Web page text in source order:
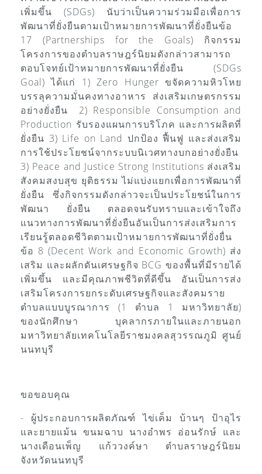
เพิ่มขึ้น (SDGs) นับว่าเป็นความร่วมมือเพื่อการ
พัฒนาที่ยั่งยืนตามเป้าหมายการพัฒนาที่ยั่งยืนข้อ
17 (Partnerships for the Goals) กิจกรรม
โครงการของตำบลราษฎร์นิยมดังกล่าวสามารถ
ตอบโจทย์เป้าหมายการพัฒนาที่ยั่งยืน (SDGs
Goal) ได้แก่ 1) Zero Hunger ขจัดความหิวโหย
บรรลุความมั่นคงทางอาหาร ส่งเสริมเกษตรกรรม
อย่างยั่งยืน 2) Responsible Consumption and
Production รับรองแผนการบริโภค และการผลิตที่
ยั่งยืน 3) Life on Land ปกป้อง ฟื้นฟู และส่งเสริม
การใช้ประโยชน์จากระบบนิเวศทางบกอย่างยั่งยืน
3) Peace and Justice Strong Institutions ส่งเสริม
สังคมสงบสุข ยุติธรรม ไม่แบ่งแยกเพื่อการพัฒนาที่
ยั่งยืน ซึ่งกิจกรรมดังกล่าวจะเป็นประโยชน์ในการ
พัฒนา ยั่งยืน ตลอดจนรับทราบและเข้าใจถึง
แนวทางการพัฒนาที่ยั่งยืนอันเป็นการส่งเสริมการ
เรียนรู้ตลอดชีวิตตามเป้าหมายการพัฒนาที่ยั่งยื่น
ข้อ 8 (Decent Work and Economic Growth) ส่ง
เสริม และผลักดันเศรษฐกิจ BCG ของพื้นที่มีรายได้
เพิ่มขึ้น และมีคุณภาพชีวิตที่ดีขึ้น อันเป็นการส่ง
เสริมโครงการยกระดับเศรษฐกิจและสังคมราย
ตำบลแบบบูรณาการ (1 ตำบล 1 มหาวิทยาลัย)
ของนักศึกษา บุคลากรภายในและภายนอก
มหาวิทยาลัยเทคโนโลยีราชมงคลสุวรรณภูมิ ศูนย์
นนทบุรี
ขอขอบคุณ
- ผู้ประกอบการผลิตภัณฑ์ ไข่เค็ม บ้านๆ ป้าอุไร
และยายแม้น ขนมฉาบ นางอำพร อ่อนรักษ์ และ
นางเดือนเพ็ญ แก้ววงค์ษา ตำบลราษฎร์นิยม
จังหวัดนนทบุรี